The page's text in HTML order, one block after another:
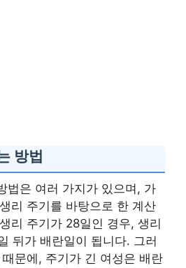
방법
법은 여러 가지가 있으며, 가
리 주기를 바탕으로 한 계산
리 주기가 28일인 경우, 생리
뒤가 배란일이 됩니다. 그러
문에, 주기가 긴 여성은 배란